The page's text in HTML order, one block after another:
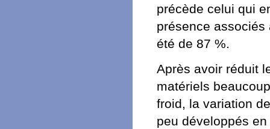
précède celui qui
présence associés
été de 87 %.
Après avoir réduit
matériels
froid, la variation
peu développés